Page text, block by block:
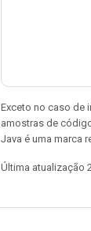
Exceto no caso de
amostras de
Java é uma marca
Última atualização